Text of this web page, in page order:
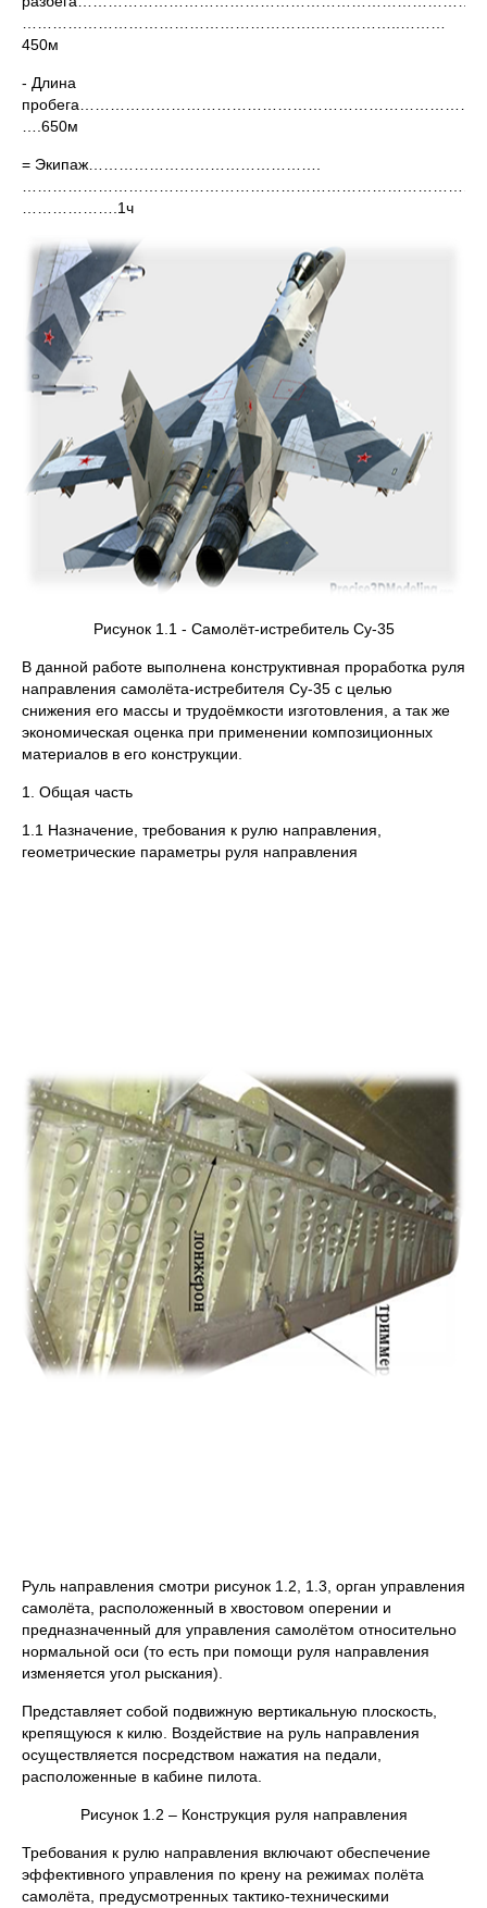
450м
- Длина
….650м
= Экипаж……………………………………….
……………….1ч
Рисунок 1.1 - Самолёт-истребитель Су-35
В данной работе выполнена конструктивная проработка руля
направления самолёта-истребителя Су-35 с целью
снижения его массы и трудоёмкости изготовления, а так же
экономическая оценка при применении композиционных
материалов в его конструкции.
1. Общая часть
1.1 Назначение, требования к рулю направления,
геометрические параметры руля направления
Руль направления смотри рисунок 1.2, 1.3, орган управления
самолёта, расположенный в хвостовом оперении и
предназначенный для управления самолётом относительно
нормальной оси (то есть при помощи руля направления
изменяется угол рыскания).
Представляет собой подвижную вертикальную плоскость,
крепящуюся к килю. Воздействие на руль направления
осуществляется посредством нажатия на педали,
расположенные в кабине пилота.
Рисунок 1.2 – Конструкция руля направления
Требования к рулю направления включают обеспечение
эффективного управления по крену на режимах полёта
самолёта, предусмотренных тактико-техническими